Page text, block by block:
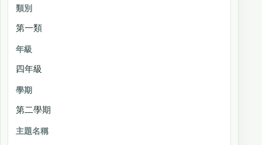
第一類
四年級
第二學期